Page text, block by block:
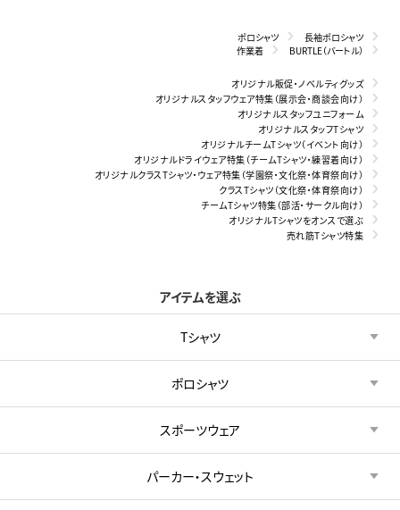
ポロシャツ
長袖ポロシャツ
作業着
BURTLE（バートル）
オリジナル販促・ノベルティグッズ
オリジナルスタッフウェア特集（展示会・商談会向け）
オリジナルスタッフユニフォーム
オリジナルスタッフTシャツ
オリジナルチームTシャツ（イベント向け）
オリジナルドライウェア特集（チームTシャツ・練習着向け）
オリジナルクラスTシャツ・ウェア特集（学園祭・文化祭・体育祭向け）
クラスTシャツ（文化祭・体育祭向け）
チームTシャツ特集（部活・サークル向け）
オリジナルTシャツをオンスで選ぶ
売れ筋Tシャツ特集
アイテムを選ぶ
Tシャツ
ポロシャツ
スポーツウェア
パーカー・スウェット